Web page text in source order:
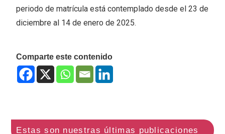
periodo de matrícula está contemplado desde el 23 de
diciembre al 14 de enero de 2025.
Comparte este contenido